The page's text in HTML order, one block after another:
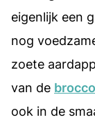
eigenlijk een
nog
zoete
van de
ook in de